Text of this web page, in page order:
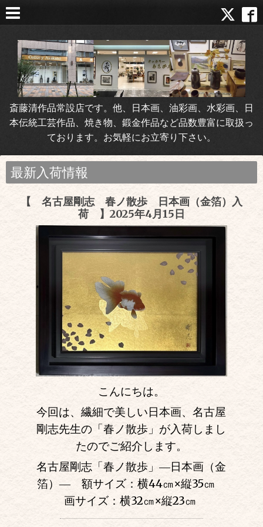
斎藤清作品常設店です。他、日本画、油彩画、水彩画、日
本伝統工芸作品、焼き物、鍛金作品など品数豊富に取扱っ
ております。お気軽にお立寄り下さい。
最新入荷情報
【 名古屋剛志 春ノ散歩 日本画（金箔）入
荷 】2025年4月15日
こんにちは。
今回は、繊細で美しい日本画、名古屋
剛志先生の「春ノ散歩」が入荷しまし
たのでご紹介します。
名古屋剛志「春ノ散歩」―日本画（金
箔）― 額サイズ：横44㎝×縦35㎝
画サイズ：横32㎝×縦23㎝